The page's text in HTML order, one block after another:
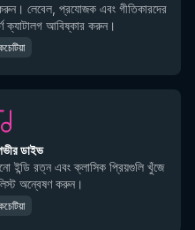
লেবেল, প্রযোজক এবং গীতিকারদের
ক্যাটালগ আবিষ্কার করুন।
ডাইভ
ইন্ডি রত্ন এবং ক্লাসিক প্রিয়গুলি খুঁজে
অন্বেষণ করুন।